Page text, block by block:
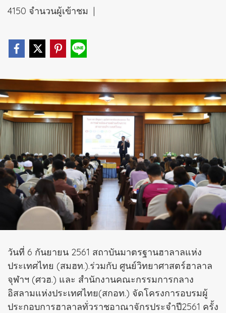
4150 จำนวนผู้เข้าชม |
วันที่ 6 กันยายน 2561 สถาบันมาตรฐานฮาลาลแห่ง
ประเทศไทย (สมฮท.).ร่วมกับ ศูนย์วิทยาศาสตร์ฮาลาล
จุฬาฯ (ศวฮ.) และ สำนักงานคณะกรรมการกลาง
อิสลามแห่งประเทศไทย(สกอท.) จัดโครงการอบรมผู้
ประกอบการฮาลาลทั่วราชอาณาจักรประจำปี2561 ครั้ง